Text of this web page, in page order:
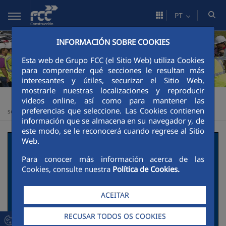
Pular para o Conteúdo principal
INFORMACIÓN SOBRE COOKIES
Esta web de Grupo FCC (el Sitio Web) utiliza Cookies
para comprender qué secciones le resultan más
interesantes y útiles, securizar el Sitio Web,
mostrarle nuestras localizaciones y reproducir
videos online, así como para mantener las
preferencias que seleccione. Las Cookies contienen
información que se almacena en su navegador y, de
este modo, se le reconocerá cuando regrese al Sitio
Web.
Para conocer más información acerca de las
Cookies, consulte nuestra Política de Cookies.
ACEITAR
RECUSAR TODOS OS COOKIES
PT
Construcción > Sustentabilidade
Comprometidos con la
sociedad
>Impacto positivo sobre la comunidad
Mejora de la calidad de
vida del área rural
guatemalteca.
Rehabilitación y mejora